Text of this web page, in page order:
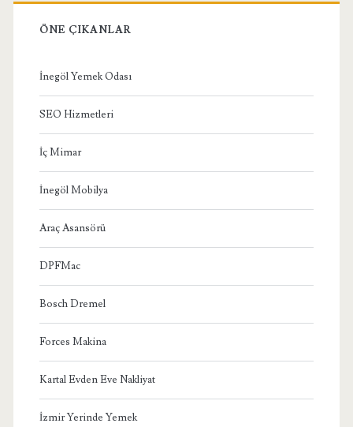
ÖNE ÇIKANLAR
İnegöl Yemek Odası
SEO Hizmetleri
İç Mimar
İnegöl Mobilya
Araç Asansörü
DPFMac
Bosch Dremel
Forces Makina
Kartal Evden Eve Nakliyat
İzmir Yerinde Yemek